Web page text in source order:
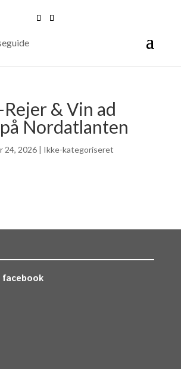
Rejer & Vin ad
Nordatlanten
24, 2026| Ikke-kategoriseret